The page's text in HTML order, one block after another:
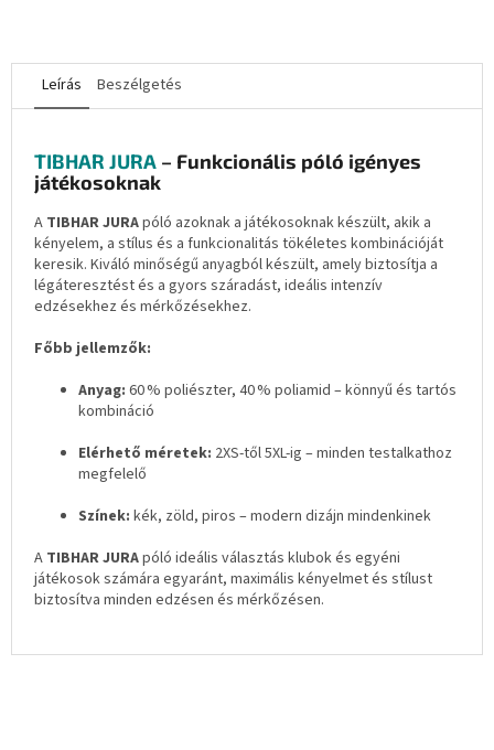
Leírás Beszélgetés
TIBHAR JURA – Funkcionális póló igényes
játékosoknak
A TIBHAR JURApóló azoknak a játékosoknak készült, akik a
kényelem, a stílus és a funkcionalitás tökéletes kombinációját
keresik. Kiváló minőségű anyagból készült, amely biztosítja a
légáteresztést és a gyors száradást, ideális intenzív
edzésekhez és mérkőzésekhez.
Főbb jellemzők:
Anyag: 60 % poliészter, 40 % poliamid – könnyű és tartós
kombináció
Elérhető méretek: 2XS-től 5XL-ig – minden testalkathoz
megfelelő
Színek: kék, zöld, piros – modern dizájn mindenkinek
A TIBHAR JURApóló ideális választás klubok és egyéni
játékosok számára egyaránt, maximális kényelmet és stílust
biztosítva minden edzésen és mérkőzésen.